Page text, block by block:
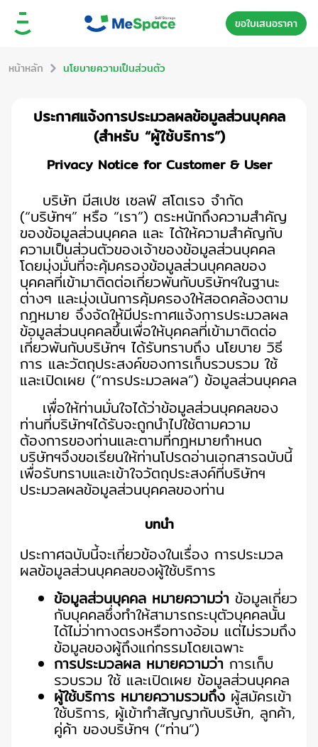
ขอใบเสนอราคา
หน้าหลัก นโยบายความเป็นส่วนตัว
ประกาศแจ้งการประมวลผลข้อมูลส่วนบุคคล
(สำหรับ “ผู้ใช้บริการ”)
Privacy Notice for Customer & User
บริษัท มีสเปซ เซลฟ์ สโตเรจ จำกัด
(“บริษัทฯ” หรือ “เรา”) ตระหนักถึงความสําคัญ
ของข้อมูลส่วนบุคคล และ ได้ให้ความสำคัญกับ
ความเป็นส่วนตัวของเจ้าของข้อมูลส่วนบุคคล
โดยมุ่งมั่นที่จะคุ้มครองข้อมูลส่วนบุคคลของ
บุคคลที่เข้ามาติดต่อเกี่ยวพันกับบริษัทฯในฐานะ
ต่างๆ และมุ่งเน้นการคุ้มครองให้สอดคล้องตาม
กฎหมาย จึงจัดให้มีประกาศแจ้งการประมวลผล
ข้อมูลส่วนบุคคลขึ้นเพื่อให้บุคคลที่เข้ามาติดต่อ
เกี่ยวพันกับบริษัทฯ ได้รับทราบถึง นโยบาย วิธี
การ และวัตถุประสงค์ของการเก็บรวบรวม ใช้
และเปิดเผย (“การประมวลผล”) ข้อมูลส่วนบุคคล
เพื่อให้ท่านมั่นใจได้ว่าข้อมูลส่วนบุคคลของ
ท่านที่บริษัทฯได้รับจะถูกนําไปใช้ตามความ
ต้องการของท่านและตามที่กฎหมายกําหนด
บริษัทฯจึงขอเรียนให้ท่านโปรดอ่านเอกสารฉบับนี้
เพื่อรับทราบและเข้าใจวัตถุประสงค์ที่บริษัทฯ
ประมวลผลข้อมูลส่วนบุคคลของท่าน
บทนำ
ประกาศฉบับนี้จะเกี่ยวข้องในเรื่อง การประมวล
ผลข้อมูลส่วนบุคคลของผู้ใช้บริการ
ข้อมูลส่วนบุคคล หมายความว่า ข้อมูลเกี่ยว
กับบุคคลซึ่งทำให้สามารถระบุตัวบุคคลนั้น
ได้ไม่ว่าทางตรงหรือทางอ้อม แต่ไม่รวมถึง
ข้อมูลของผู้ถึงแก่กรรมโดยเฉพาะ
การประมวลผล หมายความว่า การเก็บ
รวบรวม ใช้ และเปิดเผย ข้อมูลส่วนบุคคล
ผู้ใช้บริการ หมายความรวมถึง ผู้สมัครเข้า
ใช้บริการ, ผู้เข้าทำสัญญากับบริษัท, ลูกค้า,
คู่ค้า ของบริษัทฯ (“ท่าน”)